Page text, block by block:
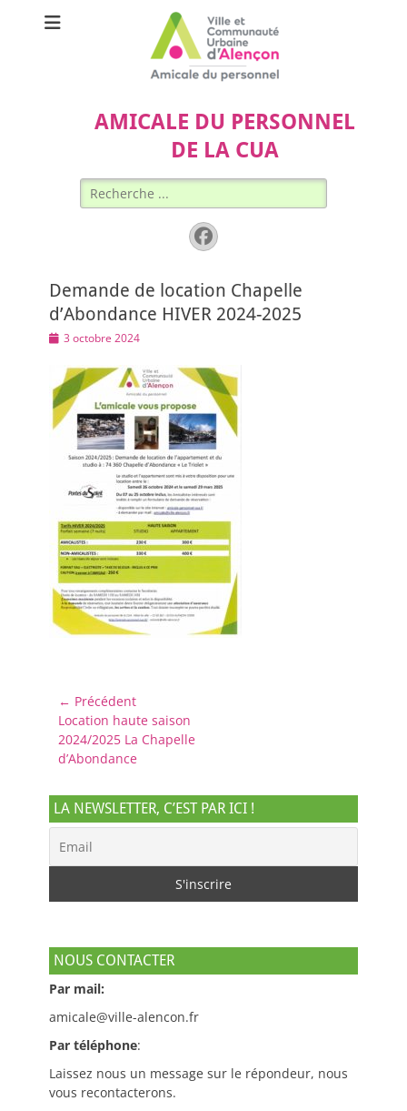
AMICALE DU PERSONNEL
DE LA CUA
Rechercher :
Facebook
Demande de location Chapelle
d’Abondance HIVER 2024-2025
Posted
3 octobre 2024
Navigation
de
l’article
← Précédent
Article
précédent :
Location haute saison
2024/2025 La Chapelle
d’Abondance
LA NEWSLETTER, C’EST PAR ICI !
NOUS CONTACTER
Par mail:
amicale@ville-alencon.fr
Par téléphone:
Laissez nous un message sur le répondeur, nous
vous recontacterons.